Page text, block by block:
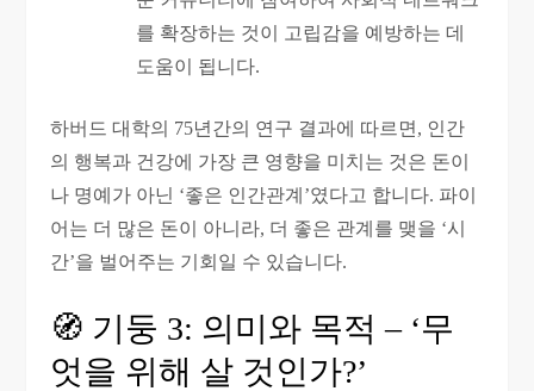
를 확장하는 것이 고립감을 예방하는 데
도움이 됩니다.
하버드 대학의 75년간의 연구 결과에 따르면, 인간
의 행복과 건강에 가장 큰 영향을 미치는 것은 돈이
나 명예가 아닌 ‘좋은 인간관계’였다고 합니다. 파이
어는 더 많은 돈이 아니라, 더 좋은 관계를 맺을 ‘시
간’을 벌어주는 기회일 수 있습니다.
🧭 기둥 3: 의미와 목적 – ‘무
엇을 위해 살 것인가?’